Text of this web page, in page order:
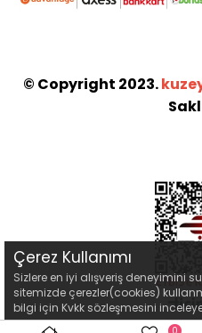
© Copyright 2023.
Çerez Kullanımı
Sizlere en iyi alışveriş deneyimini
sitemizde çerezler(cookies)
bilgi için Kvkk sözleşmesini